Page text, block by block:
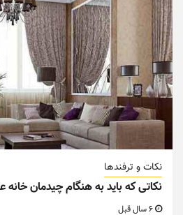
نکات و ترفندها
نکاتی که باید به هنگام چیدمان